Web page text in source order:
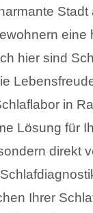
Stadt
eine
hier sind
in
Lösung für
direkt
Ihrer